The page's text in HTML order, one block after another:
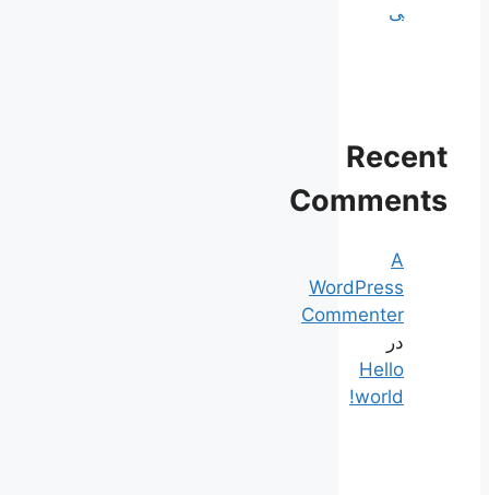
ی
Recent
Comments
A
WordPress
Commenter
در
Hello
world!